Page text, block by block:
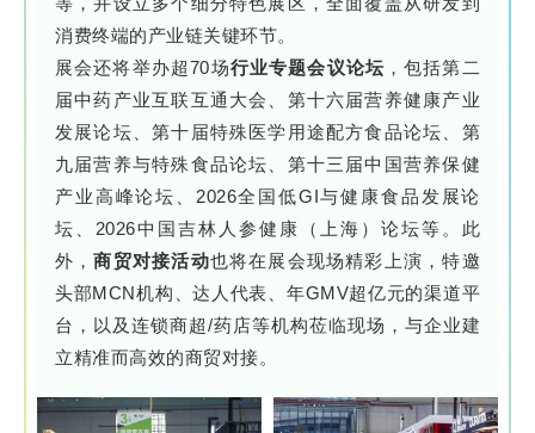
消费终端的产业链关键环节。
展会还将举办超70场行业专题会议论坛 ，包括第二
届中药产业互联互通大会、第十六届营养健康产业
发展论坛、第十届特殊医学用途配方食品论坛、第
九届营养与特殊食品论坛、第十三届中国营养保健
产业高峰论坛、2026全国低GI与健康食品发展论
坛、2026中国吉林人参健康（上海）论坛等。此
外，商贸对接活动也将在展会现场精彩上演，特邀
头部MCN机构、达人代表、年GMV超亿元的渠道平
台，以及连锁商超/药店等机构莅临现场，与企业建
立精准而高效的商贸对接。